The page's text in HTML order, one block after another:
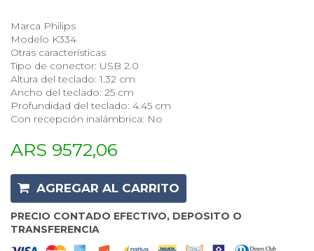
Marca Philips
Modelo K334
Otras características
Tipo de conector: USB 2.0
Altura del teclado: 1.32 cm
Ancho del teclado: 25 cm
Profundidad del teclado: 4.45 cm
Con recepción inalámbrica: No
ARS 9572,06
AGREGAR AL CARRITO
PRECIO CONTADO EFECTIVO, DEPOSITO O
TRANSFERENCIA